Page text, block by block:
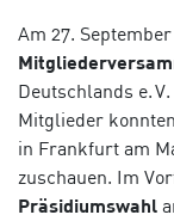
Am 27.
Deutschlands e.
Mitglieder
in Frankfurt am
zuschauen. Im
Präsidiumswahl